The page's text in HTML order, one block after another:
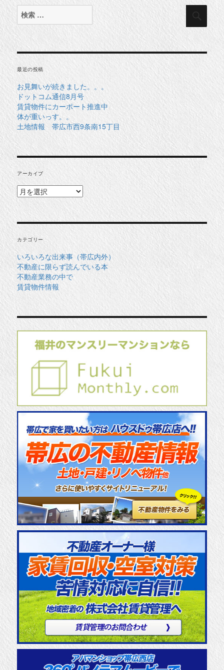
検
索
象:
最近の投稿
お見舞いが続きました。。。
ドットコム通信8月号
賃貸物件にカーポート推進中
体が重いっす。。
土地情報 帯広市西9条南15丁目
アーカイブ
ア
ー
イ
カテゴリー
いろいろな出来事（帯広内外）
不動産に限らず読んでいる本
不動産業務の中で
賃貸物件情報